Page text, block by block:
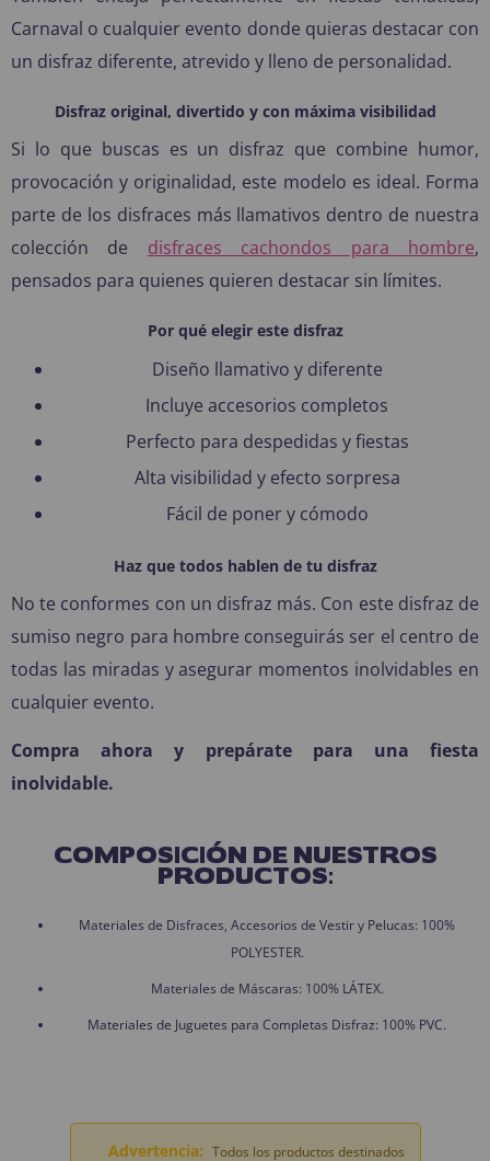
Carnaval o cualquier evento donde quieras destacar con
un disfraz diferente, atrevido y lleno de personalidad.
Disfraz original, divertido y con máxima visibilidad
Si lo que buscas es un disfraz que combine humor,
provocación y originalidad, este modelo es ideal. Forma
parte de los disfraces más llamativos dentro de nuestra
colección de disfraces cachondos para hombre,
pensados para quienes quieren destacar sin límites.
Por qué elegir este disfraz
Diseño llamativo y diferente
Incluye accesorios completos
Perfecto para despedidas y fiestas
Alta visibilidad y efecto sorpresa
Fácil de poner y cómodo
Haz que todos hablen de tu disfraz
No te conformes con un disfraz más. Con este disfraz de
sumiso negro para hombre conseguirás ser el centro de
todas las miradas y asegurar momentos inolvidables en
cualquier evento.
Compra ahora y prepárate para una fiesta
inolvidable.
COMPOSICIÓN DE NUESTROS
PRODUCTOS:
Materiales de Disfraces, Accesorios de Vestir y Pelucas: 100%
POLYESTER.
Materiales de Máscaras: 100% LÁTEX.
Materiales de Juguetes para Completas Disfraz: 100% PVC.
Advertencia: Todos los productos destinados